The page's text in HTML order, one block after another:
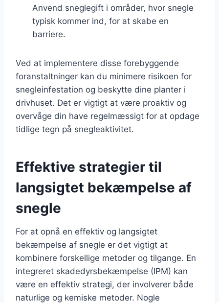
Anvend sneglegift i områder, hvor snegle
typisk kommer ind, for at skabe en
barriere.
Ved at implementere disse forebyggende
foranstaltninger kan du minimere risikoen for
snegleinfestation og beskytte dine planter i
drivhuset. Det er vigtigt at være proaktiv og
overvåge din have regelmæssigt for at opdage
tidlige tegn på snegleaktivitet.
Effektive strategier til
langsigtet bekæmpelse af
snegle
For at opnå en effektiv og langsigtet
bekæmpelse af snegle er det vigtigt at
kombinere forskellige metoder og tilgange. En
integreret skadedyrsbekæmpelse (IPM) kan
være en effektiv strategi, der involverer både
naturlige og kemiske metoder. Nogle